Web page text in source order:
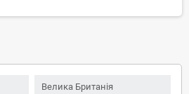
Велика Британія